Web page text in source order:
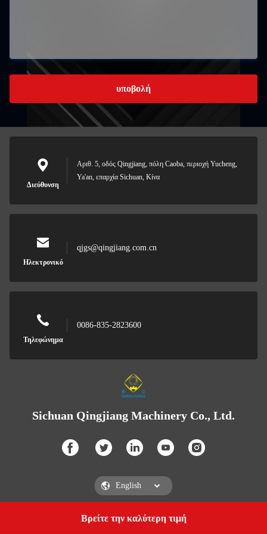
Βρείτε την καλύτερη τιμή
υποβολή
Διεύθυνση
Αριθ. 5, οδός Qingjiang, πόλη Caoba, περιοχή Yucheng,
Ya'an, επαρχία Sichuan, Κίνα
Ηλεκτρονικό
qjgs@qingjiang.com.cn
Τηλεφώνημα
0086-835-2823600
Sichuan Qingjiang Machinery Co., Ltd.
Sichuan Qingjiang Machinery Co., Ltd.Get a Quote